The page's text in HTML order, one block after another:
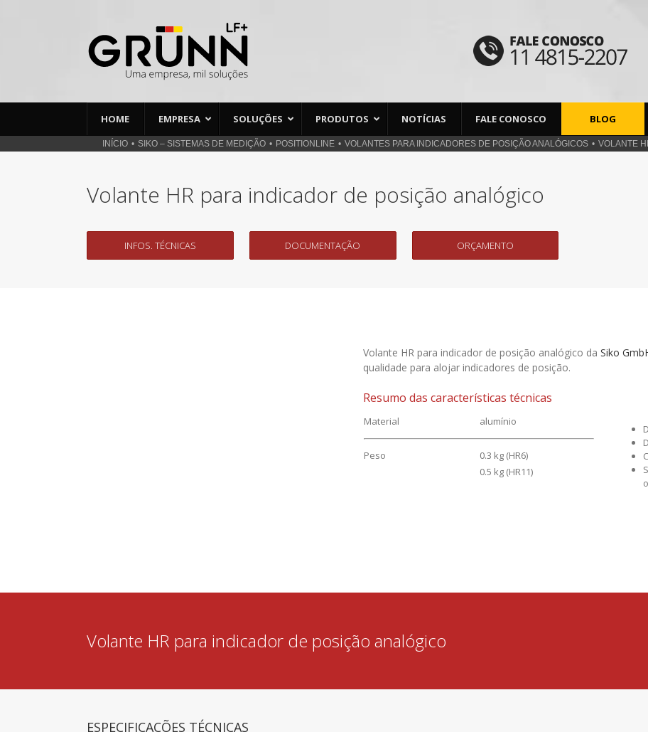
HOME EMPRESA SOLUÇÕES PRODUTOS NOTÍCIAS FALE CONOSCO BLOG
INÍCIO SIKO – SISTEMAS DE MEDIÇÃO POSITIONLINE VOLANTES PARA INDICADORES DE POSIÇÃO ANALÓGICOS VOLANTE
Volante HR para indicador de posição analógico
INFOS. TÉCNICAS DOCUMENTAÇÃO ORÇAMENTO
Volante HR para indicador de posição analógico daSiko
qualidade para alojar indicadores de posição.
Resumo das características técnicas
Material alumínio
Peso
0.3 kg (HR6)
0.5 kg (HR11)
Volante HR para indicador de posição analógico
ESPECIFICAÇÕES TÉCNICAS